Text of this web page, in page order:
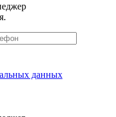
данных